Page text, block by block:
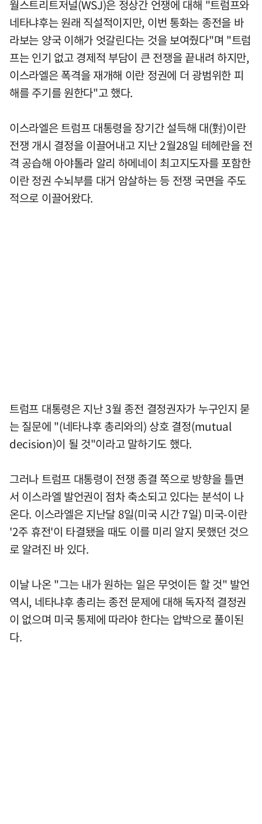
월스트리트저널(WSJ)은 정상간 언쟁에 대해 "트럼프와
네타냐후는 원래 직설적이지만, 이번 통화는 종전을 바
라보는 양국 이해가 엇갈린다는 것을 보여줬다"며 "트럼
프는 인기 없고 경제적 부담이 큰 전쟁을 끝내려 하지만,
이스라엘은 폭격을 재개해 이란 정권에 더 광범위한 피
해를 주기를 원한다"고 했다.
이스라엘은 트럼프 대통령을 장기간 설득해 대(對)이란
전쟁 개시 결정을 이끌어내고 지난 2월28일 테헤란을 전
격 공습해 아야톨라 알리 하메네이 최고지도자를 포함한
이란 정권 수뇌부를 대거 암살하는 등 전쟁 국면을 주도
적으로 이끌어왔다.
트럼프 대통령은 지난 3월 종전 결정권자가 누구인지 묻
는 질문에 "(네타냐후 총리와의) 상호 결정(mutual
decision)이 될 것"이라고 말하기도 했다.
그러나 트럼프 대통령이 전쟁 종결 쪽으로 방향을 틀면
서 이스라엘 발언권이 점차 축소되고 있다는 분석이 나
온다. 이스라엘은 지난달 8일(미국 시간 7일) 미국-이란
'2주 휴전'이 타결됐을 때도 이를 미리 알지 못했던 것으
로 알려진 바 있다.
이날 나온 "그는 내가 원하는 일은 무엇이든 할 것" 발언
역시, 네타냐후 총리는 종전 문제에 대해 독자적 결정권
이 없으며 미국 통제에 따라야 한다는 압박으로 풀이된
다.